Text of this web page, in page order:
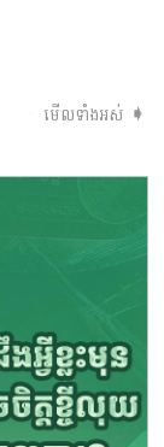
មើលទាំងអស់ ➧